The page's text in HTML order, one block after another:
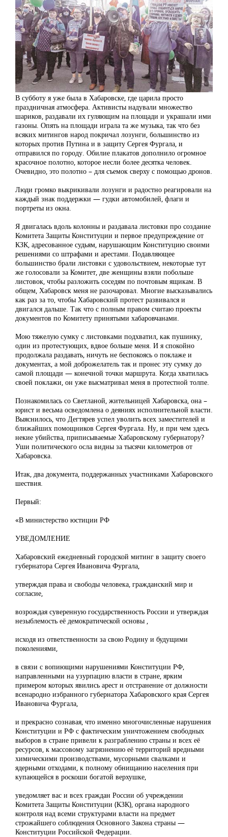
В субботу я уже была в Хабаровске, где царила просто
праздничная атмосфера. Активисты надували множество
шариков, раздавали их гуляющим на площади и украшали ими
газоны. Опять на площади играла та же музыка, так что без
всяких митингов народ покричал лозунги, большинство из
которых против Путина и в защиту Сергея Фургала, и
отправился по городу. Обилие плакатов дополнило огромное
красочное полотно, которое несли более десятка человек.
Очевидно, это полотно – для съемок сверху с помощью дронов.
Люди громко выкрикивали лозунги и радостно реагировали на
каждый знак поддержки — гудки автомобилей, флаги и
портреты из окна.
Я двигалась вдоль колонны и раздавала листовки про создание
Комитета Защиты Конституции и первое предупреждение от
КЗК, адресованное судьям, нарушающим Конституцию своими
решениями со штрафами и арестами. Подавляющее
большинство брали листовки с удовольствием, некоторые тут
же голосовали за Комитет, две женщины взяли побольше
листовок, чтобы разложить соседям по почтовым ящикам. В
общем, Хабаровск меня не разочаровал. Многие высказывались
как раз за то, чтобы Хабаровский протест развивался и
двигался дальше. Так что с полным правом считаю проекты
документов по Комитету принятыми хабаровчанами.
Мою тяжелую сумку с листовками подхватил, как пушинку,
один из протестующих, вдвое больше меня. И я спокойно
продолжала раздавать, ничуть не беспокоясь о поклаже и
документах, а мой доброжелатель так и пронес эту сумку до
самой площади — конечной точки маршрута. Когда хватилась
своей поклажи, он уже высматривал меня в протестной толпе.
Познакомилась со Светланой, жительницей Хабаровска, она –
юрист и весьма осведомлена о деяниях исполнительной власти.
Выяснилось, что Дегтярев успел уволить всех заместителей и
ближайших помощников Сергея Фургала. Ну, и при чем здесь
некие убийства, приписываемые Хабаровскому губернатору?
Уши политического осла видны за тысячи километров от
Хабаровска.
Итак, два документа, поддержанных участниками Хабаровского
шествия.
Первый:
«В министерство юстиции РФ
УВЕДОМЛЕНИЕ
Хабаровский ежедневный городской митинг в защиту своего
губернатора Сергея Ивановича Фургала,
утверждая права и свободы человека, гражданский мир и
согласие,
возрождая суверенную государственность России и утверждая
незыблемость её демократической основы ,
исходя из ответственности за свою Родину и будущими
поколениями,
в связи с вопиющими нарушениями Конституции РФ,
направленными на узурпацию власти в стране, ярким
примером которых явились арест и отстранение от должности
всенародно избранного губернатора Хабаровского края Сергея
Ивановича Фургала,
и прекрасно сознавая, что именно многочисленные нарушения
Конституции и РФ с фактическим уничтожением свободных
выборов в стране привели к разграблению страны и всех её
ресурсов, к массовому загрязнению её территорий вредными
химическими производствами, мусорными свалками и
ядерными отходами, к полному обнищанию населения при
купающейся в роскоши богатой верхушке,
уведомляет вас и всех граждан России об учреждении
Комитета Защиты Конституции (КЗК), органа народного
контроля над всеми структурами власти на предмет
строжайшего соблюдения Основного Закона страны —
Конституции Российской Федерации.